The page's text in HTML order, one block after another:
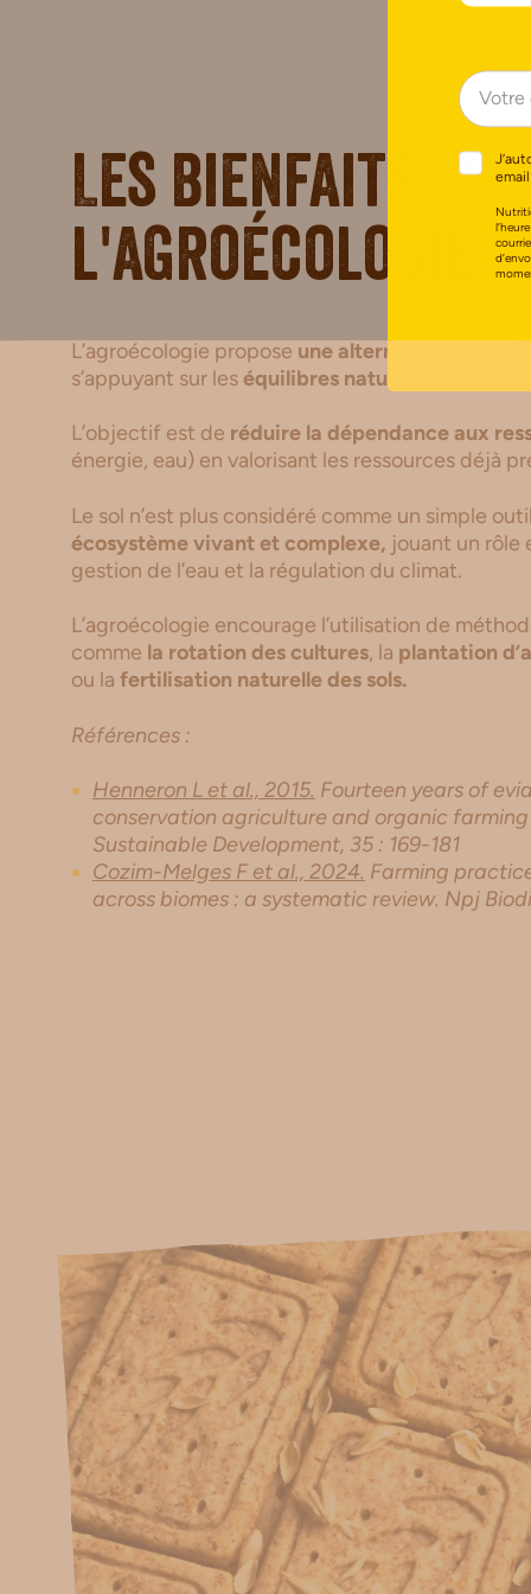
Les bienfaits de
l'agroécologie
L’agroécologie propose une alternative à
s’appuyant sur leséquilibres naturels
L’objectif est de réduire la dépendance aux
énergie, eau) en valorisant les ressources déjà
Le sol n’est plus considéré comme un simple
écosystème vivant et complexe, jouant un rôle
gestion de l’eau et la régulation du climat.
L’agroécologie encourage l’utilisation de
comme la rotation des cultures, la plantation
ou la fertilisation naturelle des sols.
Références :
Henneron L et al., 2015. Fourteen years of
conservation agriculture and organic
Sustainable Development, 35 : 169-181
Cozim-Melges F et al., 2024. Farming
across biomes : a systematic review. Npj